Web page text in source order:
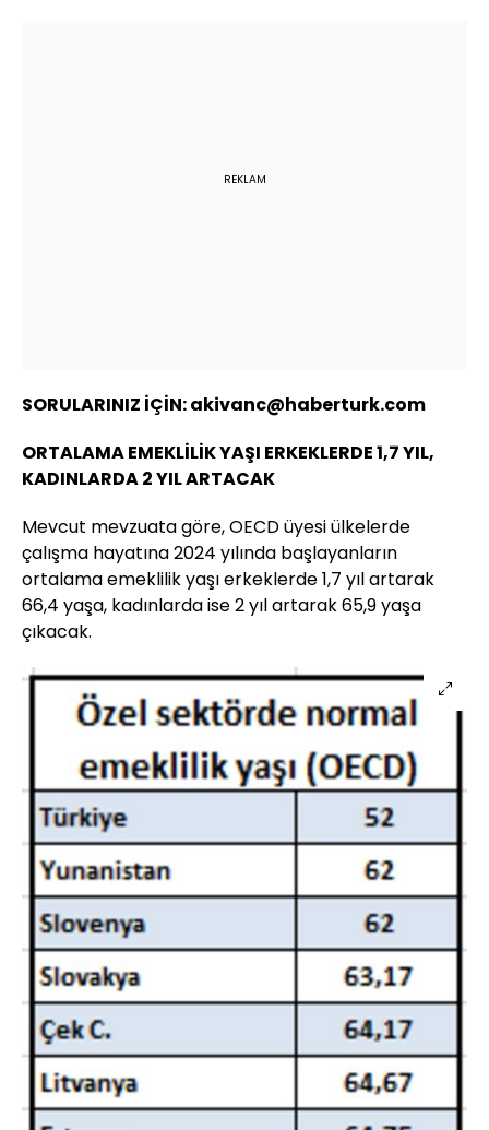
REKLAM
SORULARINIZ İÇİN: akivanc@haberturk.com
ORTALAMA EMEKLİLİK YAŞI ERKEKLERDE 1,7 YIL,
KADINLARDA 2 YIL ARTACAK
Mevcut mevzuata göre, OECD üyesi ülkelerde
çalışma hayatına 2024 yılında başlayanların
ortalama emeklilik yaşı erkeklerde 1,7 yıl artarak
66,4 yaşa, kadınlarda ise 2 yıl artarak 65,9 yaşa
çıkacak.